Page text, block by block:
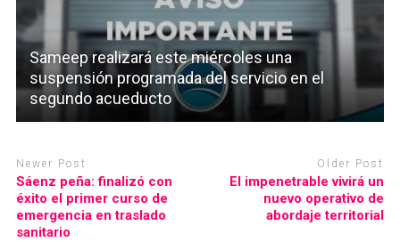
Sameep realizará este miércoles una
suspensión programada del servicio en el
segundo acueducto
Newer Post
Sáenz peña: finalizó con
éxito el primer curso de
emergencia en traslado
sanitario
Older Post
El impenetrable vivirá un
nuevo operativo de
abordaje territorial